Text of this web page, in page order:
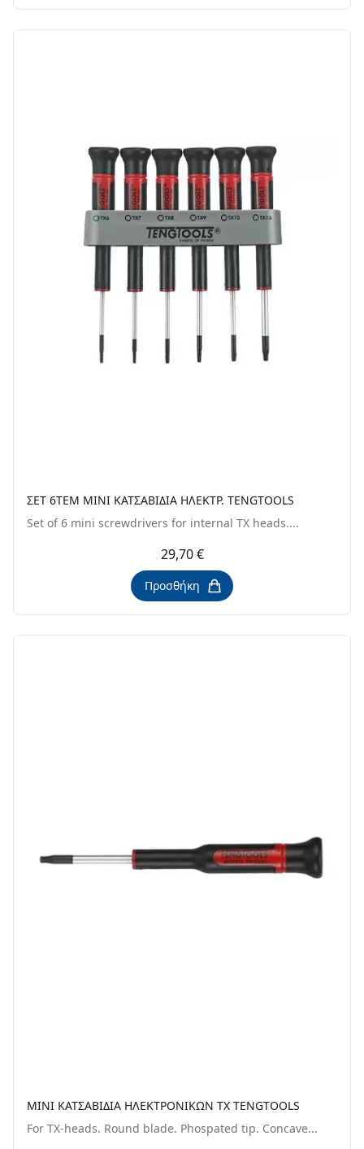
ΣΕΤ 6ΤΕΜ MINI ΚΑΤΣΑΒΙΔΙΑ ΗΛΕΚΤΡ. TENGTOOLS
Set of 6 mini screwdrivers for internal TX heads....
29,70 €
Προσθήκη
ΜΙΝΙ ΚΑΤΣΑΒΙΔΙΑ ΗΛΕΚΤΡΟΝΙΚΩΝ ΤΧ TENGTOOLS
For TX-heads. Round blade. Phospated tip. Concave...